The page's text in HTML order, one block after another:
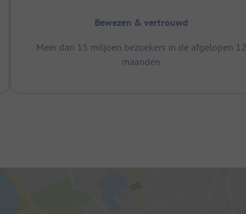
Bewezen & vertrouwd
Meer dan 15 miljoen bezoekers in de afgelopen 12
maanden